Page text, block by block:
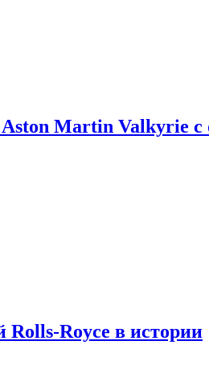
Aston Martin Valkyrie
Royce в истории